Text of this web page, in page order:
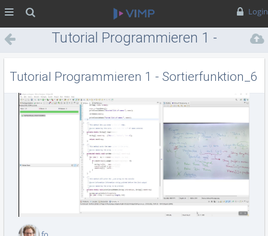
Login
Tutorial Programmieren 1 -
Sortierfunktion_6
Tutorial Programmieren 1 - Sortierfunktion_6